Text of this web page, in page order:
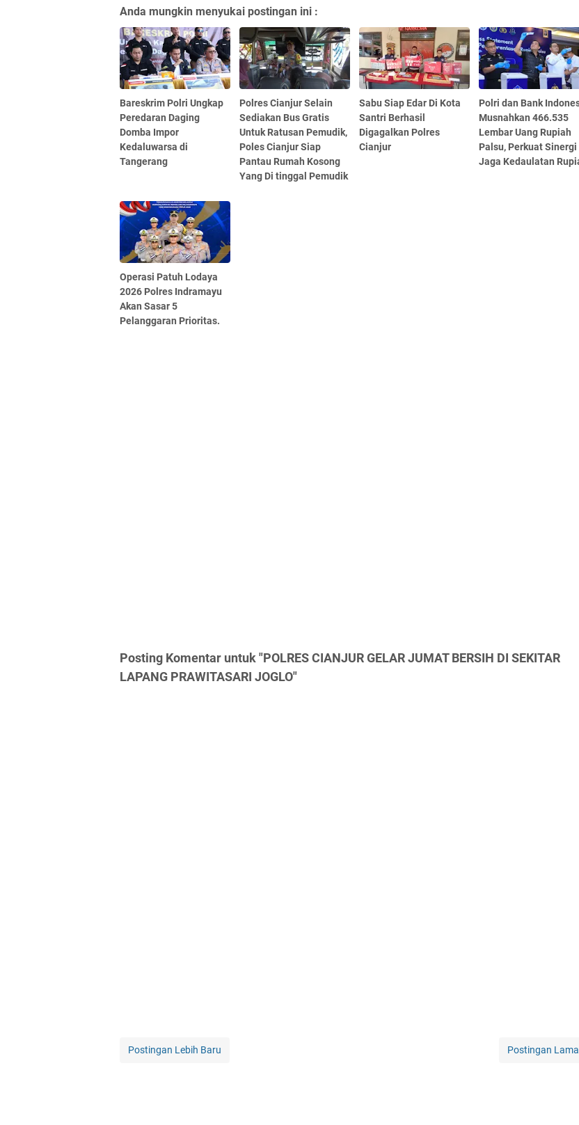
Anda mungkin menyukai postingan ini :
Bareskrim Polri Ungkap
Peredaran Daging
Domba Impor
Kedaluwarsa di
Tangerang
Polres Cianjur Selain
Sediakan Bus Gratis
Untuk Ratusan Pemudik,
Poles Cianjur Siap
Pantau Rumah Kosong
Yang Di tinggal Pemudik
Sabu Siap Edar Di Kota
Santri Berhasil
Digagalkan Polres
Cianjur
Polri dan Bank
Musnahkan 466.535
Lembar Uang Rupiah
Palsu, Perkuat Sinergi
Jaga Kedaulatan
Operasi Patuh Lodaya
2026 Polres Indramayu
Akan Sasar 5
Pelanggaran Prioritas.
Posting Komentar untuk "POLRES CIANJUR GELAR JUMAT BERSIH DI SEKITAR
LAPANG PRAWITASARI JOGLO"
Postingan Lebih Baru Postingan Lama